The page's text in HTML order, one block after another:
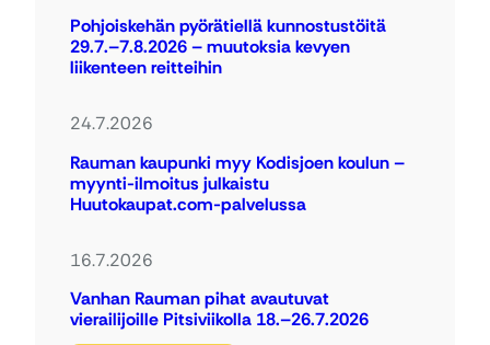
Pohjoiskehän pyörätiellä kunnostustöitä
29.7.–7.8.2026 – muutoksia kevyen
liikenteen reitteihin
24.7.2026
Rauman kaupunki myy Kodisjoen koulun –
myynti-ilmoitus julkaistu
Huutokaupat.com-palvelussa
16.7.2026
Vanhan Rauman pihat avautuvat
vierailijoille Pitsiviikolla 18.–26.7.2026